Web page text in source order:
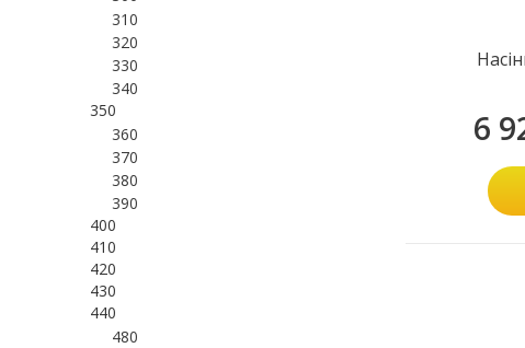
310
320
330
340
350
360
370
380
390
400
410
420
430
440
480
6